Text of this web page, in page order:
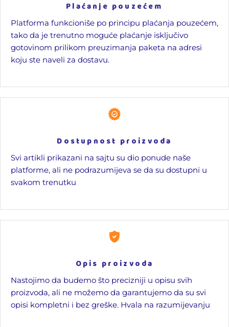
Plaćanje pouzećem
Platforma funkcioniše po principu plaćanja pouzećem,
tako da je trenutno moguće plaćanje isključivo
gotovinom prilikom preuzimanja paketa na adresi
koju ste naveli za dostavu.
Dostupnost proizvoda
Svi artikli prikazani na sajtu su dio ponude naše
platforme, ali ne podrazumijeva se da su dostupni u
svakom trenutku
Opis proizvoda
Nastojimo da budemo što precizniji u opisu svih
proizvoda, ali ne možemo da garantujemo da su svi
opisi kompletni i bez greške. Hvala na razumijevanju